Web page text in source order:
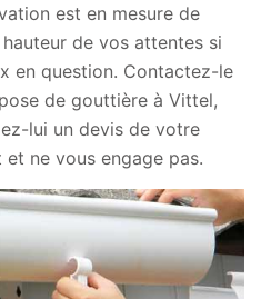
est en mesure de
de vos attentes si
en question. Contactez-le
de gouttière à Vittel,
lui un devis de votre
ne vous engage pas.